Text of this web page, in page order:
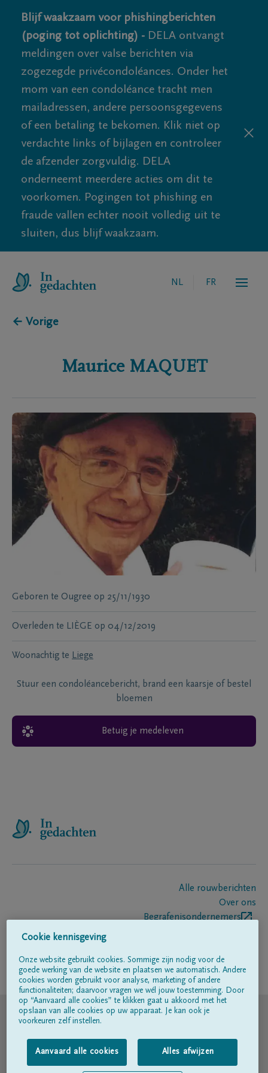
Blijf waakzaam voor phishingberichten
(poging tot oplichting) - DELA ontvangt
meldingen over valse berichten via
zogezegde privécondoléances. Onder het
mom van een condoléance tracht men
mailadressen, andere persoonsgegevens
of een betaling te bekomen. Klik niet op
verdachte links of bijlagen en controleer
de afzender zorgvuldig. DELA
onderneemt meerdere acties om dit te
voorkomen. Pogingen tot phishing en
fraude vallen echter nooit volledig uit te
sluiten, dus blijf waakzaam.
NL FR
← Vorige
Maurice MAQUET
Geboren te Ougree op 25/11/1930
Overleden te LIÈGE op 04/12/2019
Woonachtig te Liege
Stuur een condoléancebericht, brand een kaarsje of bestel
bloemen
Betuig je medeleven
Alle rouwberichten
Over ons
Begrafenisondernemers
Volg ons op
© DELA
Gebruiksvoorwaarden
Privacyverklaring
Cookie kennisgeving
Onze website gebruikt cookies. Sommige zijn nodig voor de
goede werking van de website en plaatsen we automatisch. Andere
cookies worden gebruikt voor analyse, marketing of andere
functionaliteiten; daarvoor vragen we wél jouw toestemming. Door
op “Aanvaard alle cookies” te klikken gaat u akkoord met het
opslaan van alle cookies op uw apparaat. Je kan ook je
voorkeuren zelf instellen.
Aanvaard alle cookies Alles afwijzen